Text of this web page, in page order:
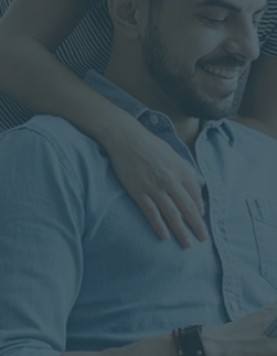
Budget